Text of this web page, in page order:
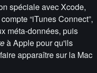
spéciale avec Xcode,
“iTunes Connect”,
méta-données, puis
à Apple pour qu'ils
apparaître sur la Mac